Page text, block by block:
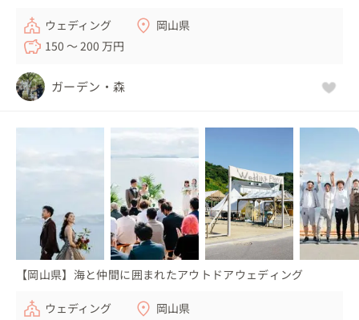
ウェディング
岡山県
150 〜 200 万円
ガーデン・森
【岡山県】海と仲間に囲まれたアウトドアウェディング
ウェディング
岡山県